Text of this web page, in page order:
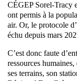
CÉGEP Sorel-Tracy
ont permis à la
air. Or, le protocole
échu depuis mars
C’est donc faute
ressources
ses terrains, son